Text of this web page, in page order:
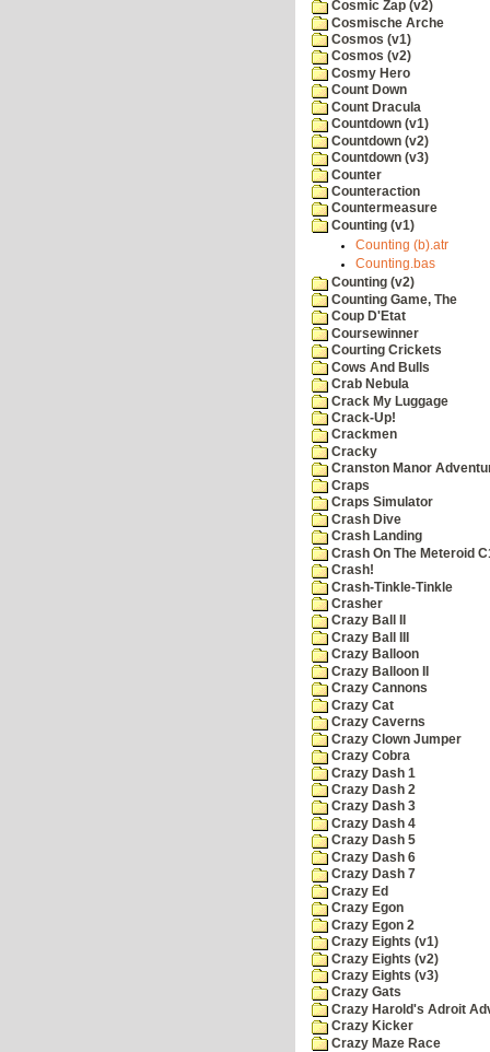
Cosmic Zap (v2)
Cosmische Arche
Cosmos (v1)
Cosmos (v2)
Cosmy Hero
Count Down
Count Dracula
Countdown (v1)
Countdown (v2)
Countdown (v3)
Counter
Counteraction
Countermeasure
Counting (v1)
Counting (b).atr
Counting.bas
Counting (v2)
Counting Game, The
Coup D'Etat
Coursewinner
Courting Crickets
Cows And Bulls
Crab Nebula
Crack My Luggage
Crack-Up!
Crackmen
Cracky
Cranston Manor
Craps
Craps Simulator
Crash Dive
Crash Landing
Crash On The Meteroid
Crash!
Crash-Tinkle-Tinkle
Crasher
Crazy Ball II
Crazy Ball III
Crazy Balloon
Crazy Balloon II
Crazy Cannons
Crazy Cat
Crazy Caverns
Crazy Clown Jumper
Crazy Cobra
Crazy Dash 1
Crazy Dash 2
Crazy Dash 3
Crazy Dash 4
Crazy Dash 5
Crazy Dash 6
Crazy Dash 7
Crazy Ed
Crazy Egon
Crazy Egon 2
Crazy Eights (v1)
Crazy Eights (v2)
Crazy Eights (v3)
Crazy Gats
Crazy Harold's Adroit
Crazy Kicker
Crazy Maze Race